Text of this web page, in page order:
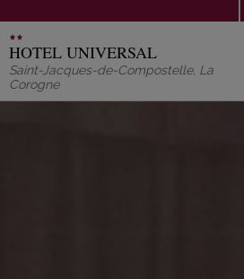
HOTEL UNIVERSAL
Saint-Jacques-de-Compostelle, La
Corogne